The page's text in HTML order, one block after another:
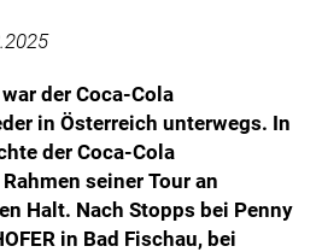
der Coca-Cola
in Österreich unterwegs. In
der Coca-Cola
seiner Tour an
Halt. Nach Stopps bei Penny
in Bad Fischau, bei